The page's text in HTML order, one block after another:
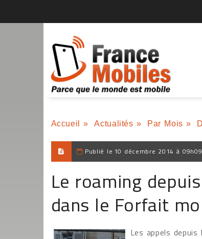
Accueil » Actualités » Par Mois »
Publié le 10 décembre 2014 à 09h09
Le roaming
dans le Forfait
Les appels